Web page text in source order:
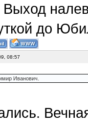
Выход
до
08:57
Иванович.